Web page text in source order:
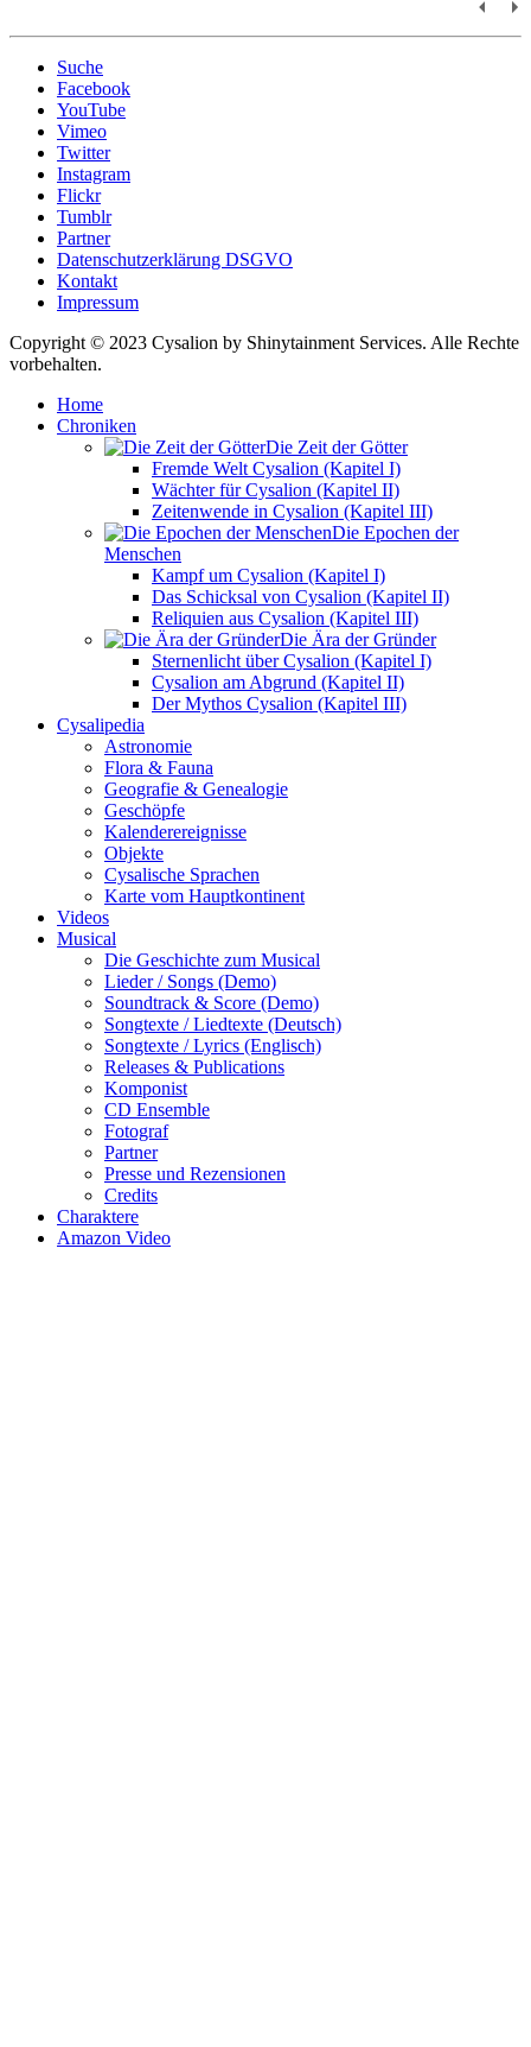
Suche
Facebook
YouTube
Vimeo
Twitter
Instagram
Flickr
Tumblr
Partner
Datenschutzerklärung DSGVO
Kontakt
Impressum
Copyright © 2023 Cysalion by Shinytainment Services. Alle Rechte
vorbehalten.
Home
Chroniken
Die Zeit der Götter
Fremde Welt Cysalion (Kapitel I)
Wächter für Cysalion (Kapitel II)
Zeitenwende in Cysalion (Kapitel III)
Die Epochen der
Menschen
Kampf um Cysalion (Kapitel I)
Das Schicksal von Cysalion (Kapitel II)
Reliquien aus Cysalion (Kapitel III)
Die Ära der Gründer
Sternenlicht über Cysalion (Kapitel I)
Cysalion am Abgrund (Kapitel II)
Der Mythos Cysalion (Kapitel III)
Cysalipedia
Astronomie
Flora & Fauna
Geografie & Genealogie
Geschöpfe
Kalenderereignisse
Objekte
Cysalische Sprachen
Karte vom Hauptkontinent
Videos
Musical
Die Geschichte zum Musical
Lieder / Songs (Demo)
Soundtrack & Score (Demo)
Songtexte / Liedtexte (Deutsch)
Songtexte / Lyrics (Englisch)
Releases & Publications
Komponist
CD Ensemble
Fotograf
Partner
Presse und Rezensionen
Credits
Charaktere
Amazon Video